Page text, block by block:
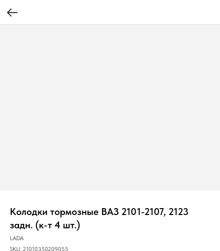
Колодки тормозные ВАЗ 2101-2107, 2123
задн. (к-т 4 шт.)
LADA
SKU: 21010350209055